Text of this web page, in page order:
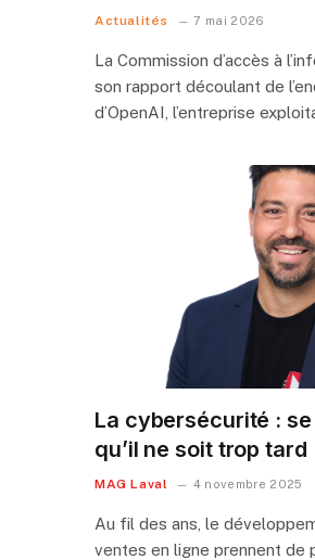
Actualités 7 mai 2026
La Commission d’accès à
son rapport découlant de
d’OpenAI, l’entreprise
La cybersécurité :
qu’il ne soit trop tard
MAG Laval 4 novembre 2025
Au fil des ans, le
ventes en ligne prennent de